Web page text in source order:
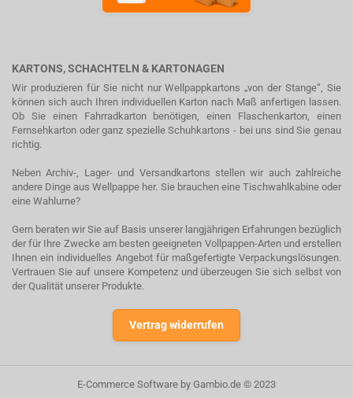
KARTONS, SCHACHTELN & KARTONAGEN
Wir produzieren für Sie nicht nur Wellpappkartons „von der Stange“, Sie
können sich auch Ihren individuellen Karton nach Maß anfertigen lassen.
Ob Sie einen Fahrradkarton benötigen, einen Flaschenkarton, einen
Fernsehkarton oder ganz spezielle Schuhkartons - bei uns sind Sie genau
richtig.
Neben Archiv-, Lager- und Versandkartons stellen wir auch zahlreiche
andere Dinge aus Wellpappe her. Sie brauchen eine Tischwahlkabine oder
eine Wahlurne?
Gern beraten wir Sie auf Basis unserer langjährigen Erfahrungen bezüglich
der für Ihre Zwecke am besten geeigneten Vollpappen-Arten und erstellen
Ihnen ein individuelles Angebot für maßgefertigte Verpackungslösungen.
Vertrauen Sie auf unsere Kompetenz und überzeugen Sie sich selbst von
der Qualität unserer Produkte.
Vertrag widerrufen
E-Commerce Software by Gambio.de © 2023